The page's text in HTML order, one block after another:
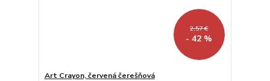
2,57 €
- 42 %
Art Crayon, červená čerešňová